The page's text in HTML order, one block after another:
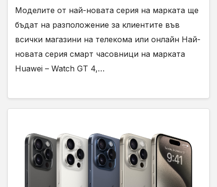
Моделите от най-новата серия на марката ще
бъдат на разположение за клиентите във
всички магазини на телекома или онлайн Най-
новата серия смарт часовници на марката
Huawei – Watch GT 4,…